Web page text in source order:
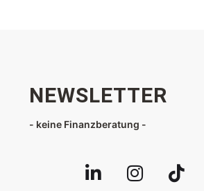
NEWSLETTER
- keine Finanzberatung -